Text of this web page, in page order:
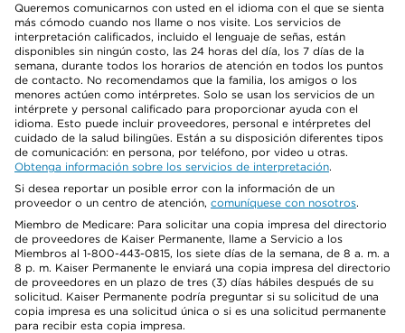
Queremos comunicarnos con usted en el idioma con el que se sienta
más cómodo cuando nos llame o nos visite. Los servicios de
interpretación calificados, incluido el lenguaje de señas, están
disponibles sin ningún costo, las 24 horas del día, los 7 días de la
semana, durante todos los horarios de atención en todos los puntos
de contacto. No recomendamos que la familia, los amigos o los
menores actúen como intérpretes. Solo se usan los servicios de un
intérprete y personal calificado para proporcionar ayuda con el
idioma. Esto puede incluir proveedores, personal e intérpretes del
cuidado de la salud bilingües. Están a su disposición diferentes tipos
de comunicación: en persona, por teléfono, por video u otras.
Obtenga información sobre los servicios de interpretación.
Si desea reportar un posible error con la información de un
proveedor o un centro de atención, comuníquese con nosotros.
Miembro de Medicare: Para solicitar una copia impresa del directorio
de proveedores de Kaiser Permanente, llame a Servicio a los
Miembros al 1-800-443-0815, los siete días de la semana, de 8 a. m. a
8 p. m. Kaiser Permanente le enviará una copia impresa del directorio
de proveedores en un plazo de tres (3) días hábiles después de su
solicitud. Kaiser Permanente podría preguntar si su solicitud de una
copia impresa es una solicitud única o si es una solicitud permanente
para recibir esta copia impresa.